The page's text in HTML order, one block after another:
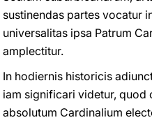
sustinendas partes vocatur
universalitas ipsa Patrum
amplectitur.
In hodiernis historicis
iam significari videtur, quod
absolutum Cardinalium